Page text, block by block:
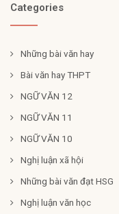
Categories
Những bài văn hay
Bài văn hay THPT
NGỮ VĂN 12
NGỮ VĂN 11
NGỮ VĂN 10
Nghị luận xã hội
Những bài văn đạt HSG
Nghị luận văn học